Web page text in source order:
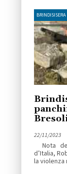
BRINDISISERA
22/11/2023
Nota
d’Italia,
la violenza